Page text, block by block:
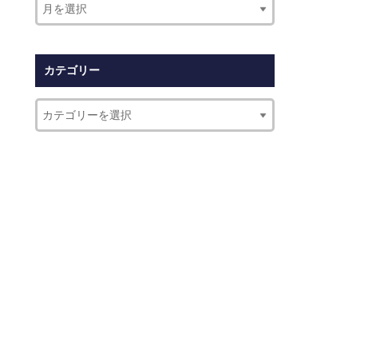
カテゴリー